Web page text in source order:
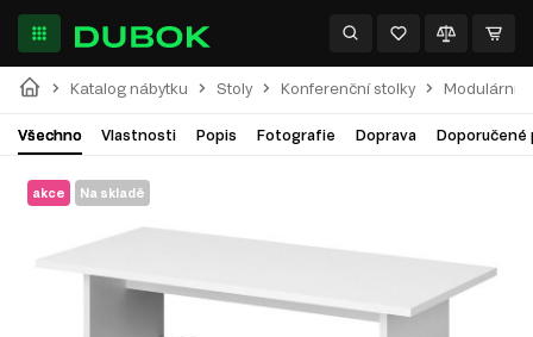
Katalog nábytku Stoly Konferenční stolky Modulární
Všechno Vlastnosti Popis Fotografie Doprava Doporučené
akce Na skladě